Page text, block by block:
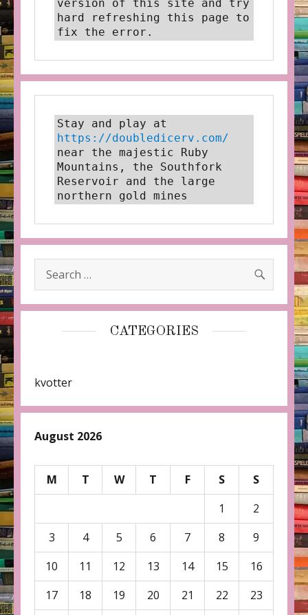
version of this site and try
hard refreshing this page to
fix the error.
https://doubledicerv.com/
near the majestic Ruby
Mountains, the Southfork
Reservoir and the large
northern gold mines
Search
for:
CATEGORIES
kvotter
August 2026
M T W T F S
S
1
2
3
4 5 6 7 8
9
10
11 12 13 14 15
16
17
18 19 20 21 22
23